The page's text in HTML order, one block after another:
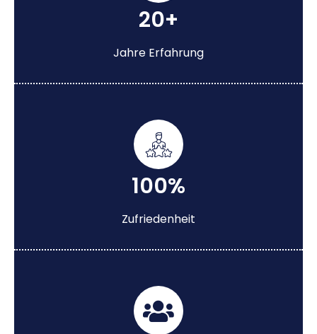
20+
Jahre Erfahrung
100%
Zufriedenheit